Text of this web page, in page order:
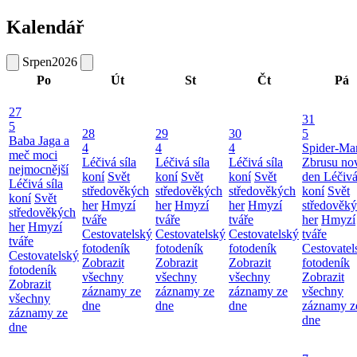
Kalendář
Srpen2026
Po
Út St Čt Pá
27
5
Baba Jaga a
meč moci
nejmocnější
Léčivá síla
koní Svět
středověkých
her Hmyzí
tváře
Cestovatelský
fotodeník
Zobrazit
všechny
záznamy ze
dne
28
4
Léčivá síla
koní Svět
středověkých
her Hmyzí
tváře
Cestovatelský
fotodeník
Zobrazit
všechny
záznamy ze
dne
29
4
Léčivá síla
koní Svět
středověkých
her Hmyzí
tváře
Cestovatelský
fotodeník
Zobrazit
všechny
záznamy ze
dne
30
4
Léčivá síla
koní Svět
středověkých
her Hmyzí
tváře
Cestovatelský
fotodeník
Zobrazit
všechny
záznamy ze
dne
31
5
Spider-
Zbrusu
den
koní Svět
her Hmyzí
tváře
fotodeník
Zobrazit
všechny
záznamy
dne